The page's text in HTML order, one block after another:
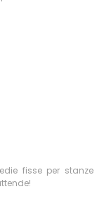
fisse per stanze